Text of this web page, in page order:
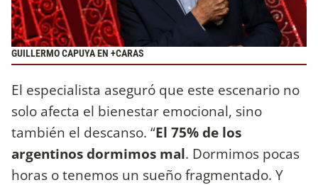
GUILLERMO CAPUYA EN +CARAS
El especialista aseguró que este escenario no
solo afecta el bienestar emocional, sino
también el descanso. “El 75% de los
argentinos dormimos mal. Dormimos pocas
horas o tenemos un sueño fragmentado. Y